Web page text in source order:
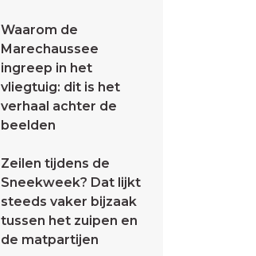
Waarom de
Marechaussee
ingreep in het
vliegtuig: dit is het
verhaal achter de
beelden
Zeilen tijdens de
Sneekweek? Dat lijkt
steeds vaker bijzaak
tussen het zuipen en
de matpartijen